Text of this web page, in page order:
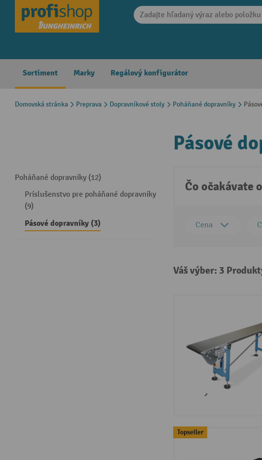
Skip to main navigation
Sortiment Marky Regálový konfigurátor
Domovská stránka Preprava Dopravníkové stoly Poháňané dopravníky
Poháňané dopravníky (12)
Príslušenstvo pre poháňané dopravníky
(9)
Pásové dopravníky (3)
Pásové
Čo očakávate
Cena
Váš výber: 3
Topseller